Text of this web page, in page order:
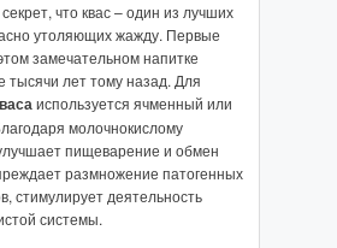
что квас – один из лучших
утоляющих жажду. Первые
замечательном напитке
тысячи лет тому назад. Для
используется ячменный или
молочнокислому
пищеварение и обмен
размножение патогенных
стимулирует деятельность
системы.